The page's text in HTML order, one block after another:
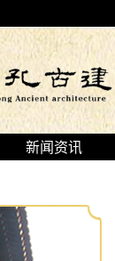
新闻资讯